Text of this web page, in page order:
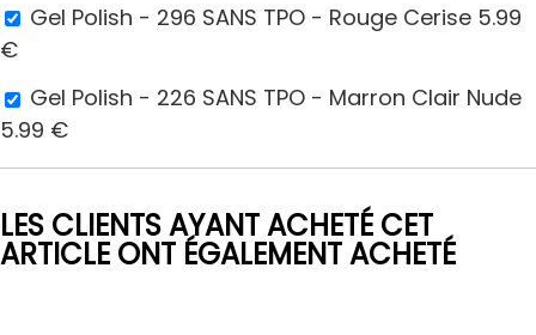
Gel Polish - 296 SANS TPO - Rouge Cerise 5.99
€
Gel Polish - 226 SANS TPO - Marron Clair Nude
5.99 €
LES CLIENTS AYANT ACHETÉ CET
ARTICLE ONT ÉGALEMENT ACHETÉ